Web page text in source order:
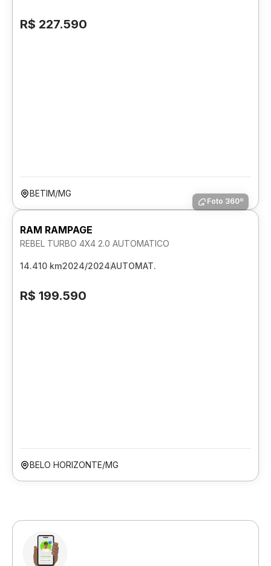
R$ 227.590
BETIM/MG
Foto 360º
RAM RAMPAGE
REBEL TURBO 4X4 2.0 AUTOMATICO
14.410 km2024/2024AUTOMAT.
R$ 199.590
BELO HORIZONTE/MG